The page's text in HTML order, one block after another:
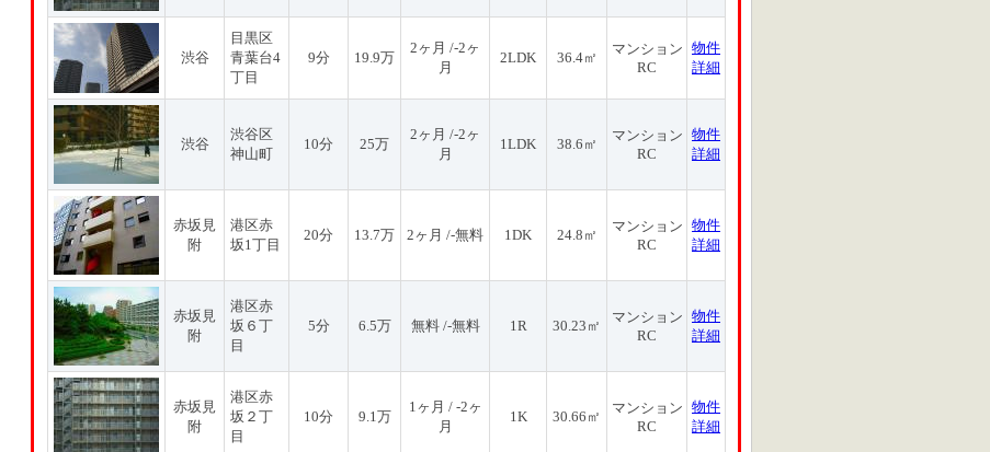
渋谷
目黒区
青葉台4
丁目
9分 19.9万
2ヶ月 /-2ヶ
月
2LDK 36.4㎡
マンション
RC
物件
詳細
渋谷
渋谷区
神山町
10分 25万
2ヶ月 /-2ヶ
月
1LDK 38.6㎡
マンション
RC
物件
詳細
赤坂見
附
港区赤
坂1丁目
20分 13.7万 2ヶ月 /-無料 1DK 24.8㎡
マンション
RC
物件
詳細
赤坂見
附
港区赤
坂６丁
目
5分 6.5万 無料 /-無料 1R 30.23㎡
マンション
RC
物件
詳細
赤坂見
附
港区赤
坂２丁
目
10分 9.1万
1ヶ月 / -2ヶ
月
1K 30.66㎡
マンション
RC
物件
詳細